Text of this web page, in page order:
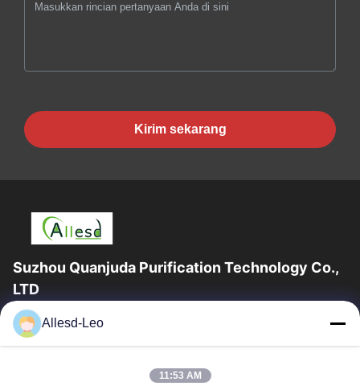
Kirim sekarang
Suzhou Quanjuda Purification Technology Co.,
LTD
Pengalaman 16 tahun, Sebagai produsen dan pengekspor
produk ESD & Cleanroom terkemuka, kami menawarkan jajaran
Allesd-Leo
11:53 AM